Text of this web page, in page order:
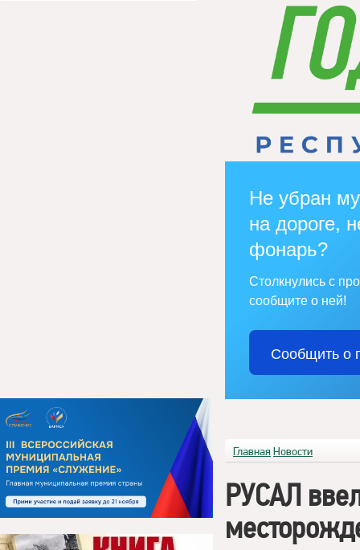
Не убран
на дороге,
фонарь?
Столкнулись с
сообщите о ней!
Сообщить о
Главная Новости
РУСАЛ